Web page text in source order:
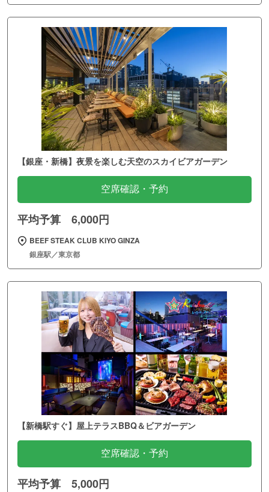
【銀座・新橋】夜景を楽しむ天空のスカイビアガーデン
空席確認・予約
平均予算 6,000円
BEEF STEAK CLUB KIYO GINZA
銀座駅／東京都
【新橋駅すぐ】屋上テラスBBQ＆ビアガーデン
空席確認・予約
平均予算 5,000円